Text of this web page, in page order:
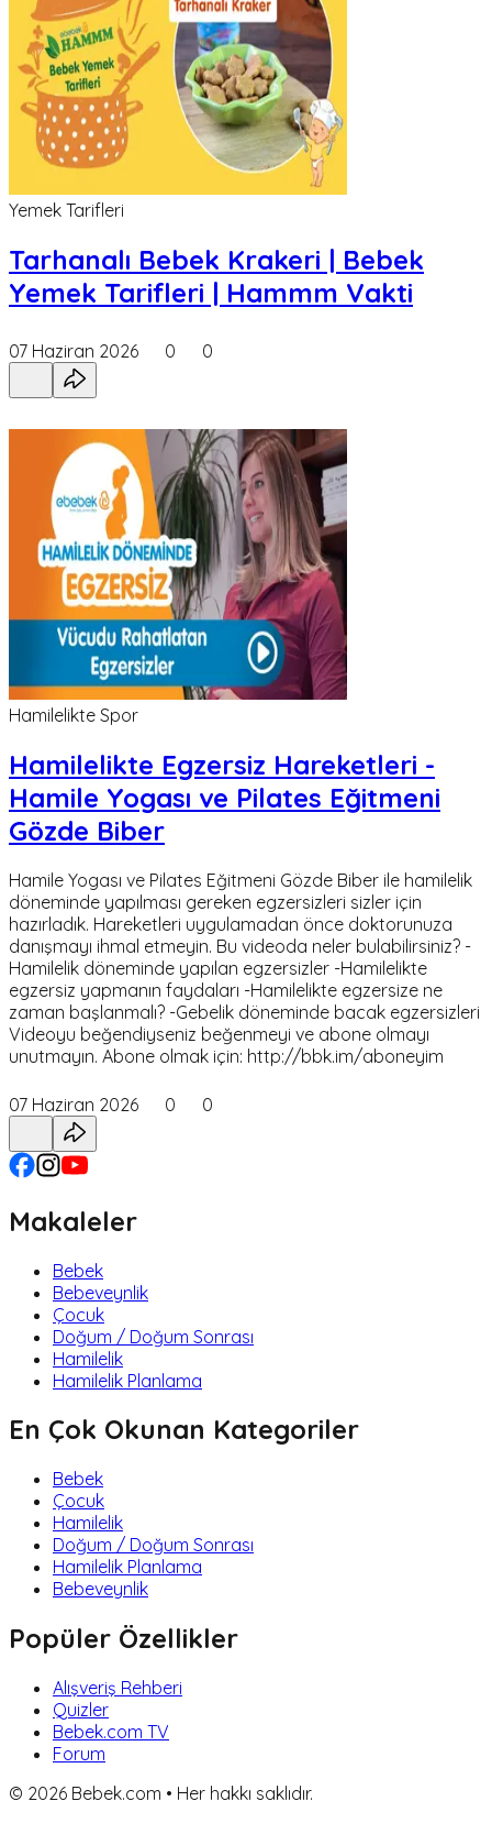
Yemek Tarifleri
Tarhanalı Bebek Krakeri | Bebek
Yemek Tarifleri | Hammm Vakti
07 Haziran 2026 0 0
Hamilelikte Spor
Hamilelikte Egzersiz Hareketleri -
Hamile Yogası ve Pilates Eğitmeni
Gözde Biber
Hamile Yogası ve Pilates Eğitmeni Gözde Biber ile hamilelik
döneminde yapılması gereken egzersizleri sizler için
hazırladık. Hareketleri uygulamadan önce doktorunuza
danışmayı ihmal etmeyin. Bu videoda neler bulabilirsiniz? -
Hamilelik döneminde yapılan egzersizler -Hamilelikte
egzersiz yapmanın faydaları -Hamilelikte egzersize ne
zaman başlanmalı? -Gebelik döneminde bacak egzersizleri
Videoyu beğendiyseniz beğenmeyi ve abone olmayı
unutmayın. Abone olmak için: http://bbk.im/aboneyim
07 Haziran 2026 0 0
Makaleler
Bebek
Bebeveynlik
Çocuk
Doğum / Doğum Sonrası
Hamilelik
Hamilelik Planlama
En Çok Okunan Kategoriler
Bebek
Çocuk
Hamilelik
Doğum / Doğum Sonrası
Hamilelik Planlama
Bebeveynlik
Popüler Özellikler
Alışveriş Rehberi
Quizler
Bebek.com TV
Forum
© 2026 Bebek.com • Her hakkı saklıdır.